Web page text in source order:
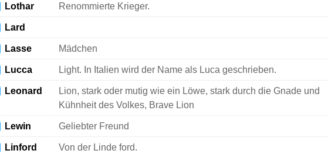
Lothar Renommierte Krieger.
Lard
Lasse Mädchen
Lucca Light. In Italien wird der Name als Luca geschrieben.
Leonard
Lion, stark oder mutig wie ein Löwe, stark durch die Gnade und
Kühnheit des Volkes, Brave Lion
Lewin Geliebter Freund
Linford Von der Linde ford.